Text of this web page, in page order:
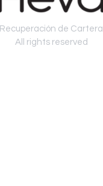
Recuperación de Cartera
All rights reserved